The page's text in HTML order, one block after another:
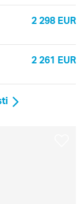
2 298 EUR
2 261 EUR